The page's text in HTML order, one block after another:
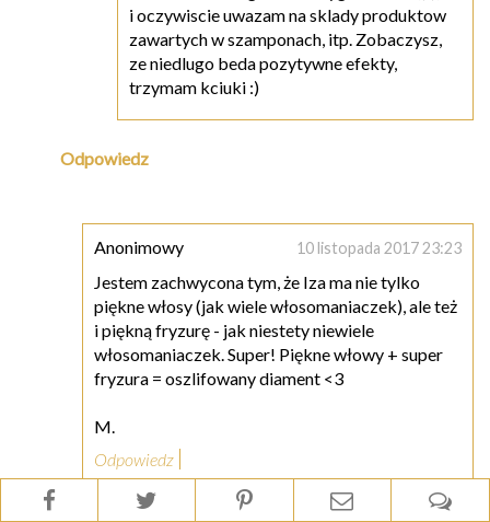
i oczywiscie uwazam na sklady produktow
zawartych w szamponach, itp. Zobaczysz,
ze niedlugo beda pozytywne efekty,
trzymam kciuki :)
Odpowiedz
Anonimowy 10 listopada 2017 23:23
Jestem zachwycona tym, że Iza ma nie tylko
piękne włosy (jak wiele włosomaniaczek), ale też
i piękną fryzurę - jak niestety niewiele
włosomaniaczek. Super! Piękne włowy + super
fryzura = oszlifowany diament <3
M.
Odpowiedz